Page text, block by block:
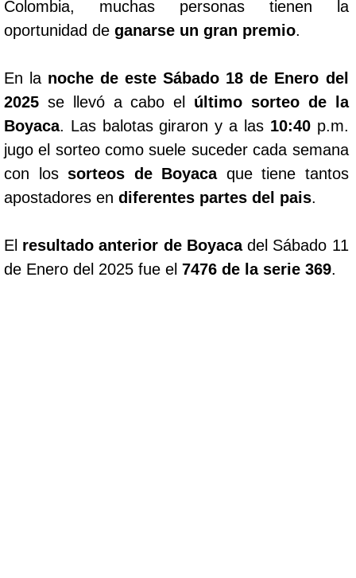
Colombia, muchas personas tienen la
oportunidad de ganarse un gran premio.
En la noche de este Sábado 18 de Enero del
2025 se llevó a cabo el último sorteo de la
Boyaca. Las balotas giraron y a las 10:40p.m.
jugo el sorteo como suele suceder cada semana
con lossorteos de Boyaca que tiene tantos
apostadores en diferentes partes del pais.
El resultado anterior de Boyacadel Sábado 11
de Enero del 2025 fue el 7476 de la serie 369.